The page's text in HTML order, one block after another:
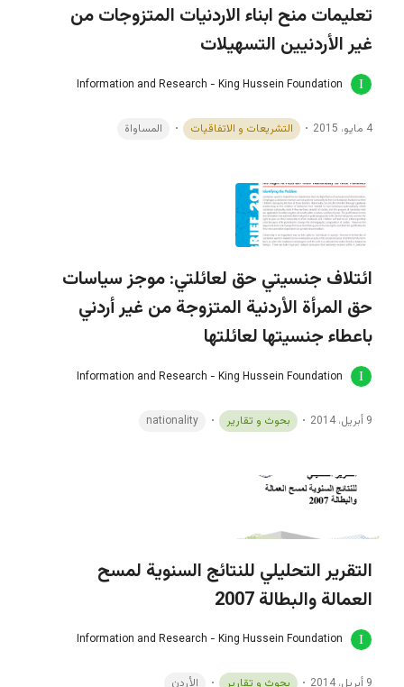
تعليمات منح ابناء الاردنيات المتزوجات من
غير الأردنيين التسهيلات
Information and Research - King Hussein Foundation
4 مايو، 2015 التشريعات و الاتفاقيات المساواة
ائتلاف جنسيتي حق لعائلتي: موجز سياسات
حق المرأة الأردنية المتزوجة من غير أردني
باعطاء جنسيتها لعائلتها
Information and Research - King Hussein Foundation
9 أبريل، 2014 بحوث و تقارير nationality
التقرير التحليلي للنتائج السنوية لمسح
العمالة والبطالة 2007
Information and Research - King Hussein Foundation
9 أبريل، 2014 بحوث و تقارير الأردن